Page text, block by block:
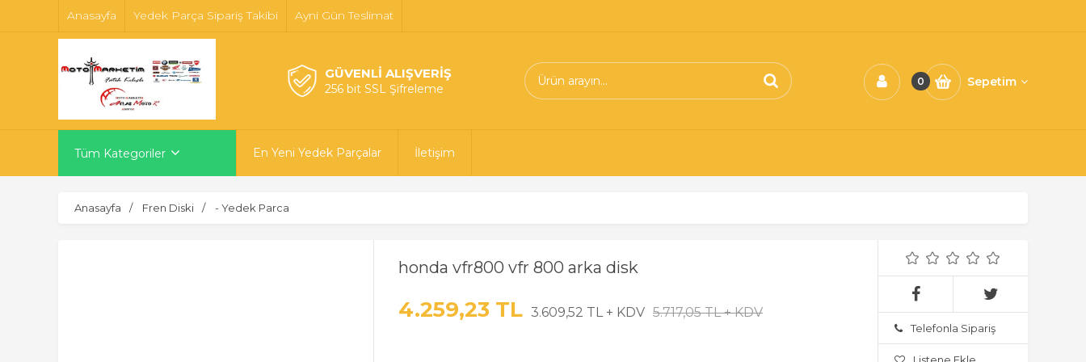
Anasayfa Yedek Parça Sipariş Takibi Ayni Gün Teslimat
GÜVENLİ ALIŞVERİŞ
256 bit SSL Şifreleme
0 Sepetim
Tüm Kategoriler En Yeni Yedek Parçalar İletişim
Anasayfa Fren Diski - Yedek Parca
honda vfr800 vfr 800 arka disk
4.259,23 TL 3.609,52 TL + KDV 5.717,05 TL + KDV
Telefonla Sipariş